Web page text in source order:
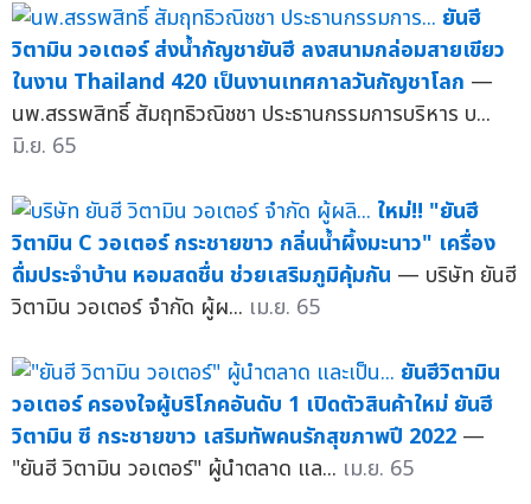
ยันฮี
วิตามิน วอเตอร์ ส่งน้ำกัญชายันฮี ลงสนามกล่อมสายเขียว
ในงาน Thailand 420 เป็นงานเทศกาลวันกัญชาโลก —
นพ.สรรพสิทธิ์ สัมฤทธิวณิชชา ประธานกรรมการบริหาร บ...
มิ.ย. 65
ใหม่!! "ยันฮี
วิตามิน C วอเตอร์ กระชายขาว กลิ่นน้ำผึ้งมะนาว" เครื่อง
ดื่มประจำบ้าน หอมสดชื่น ช่วยเสริมภูมิคุ้มกัน — บริษัท ยันฮี
วิตามิน วอเตอร์ จำกัด ผู้ผ... เม.ย. 65
ยันฮีวิตามิน
วอเตอร์ ครองใจผู้บริโภคอันดับ 1 เปิดตัวสินค้าใหม่ ยันฮี
วิตามิน ซี กระชายขาว เสริมทัพคนรักสุขภาพปี 2022 —
"ยันฮี วิตามิน วอเตอร์" ผู้นำตลาด แล... เม.ย. 65